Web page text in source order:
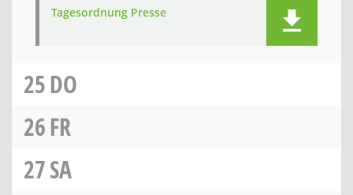
Tagesordnung Presse
25DO
26FR
27SA